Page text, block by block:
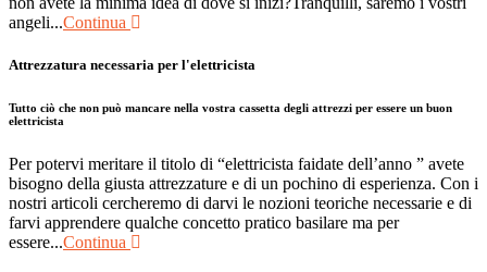
angeli...Continua
Attrezzatura necessaria per l'elettricista
Tutto ciò che non può mancare nella vostra cassetta degli attrezzi per essere un buon
elettricista
Per potervi meritare il titolo di “elettricista faidate dell’anno ” avete
bisogno della giusta attrezzature e di un pochino di esperienza. Con i
nostri articoli cercheremo di darvi le nozioni teoriche necessarie e di
farvi apprendere qualche concetto pratico basilare ma per
essere...Continua